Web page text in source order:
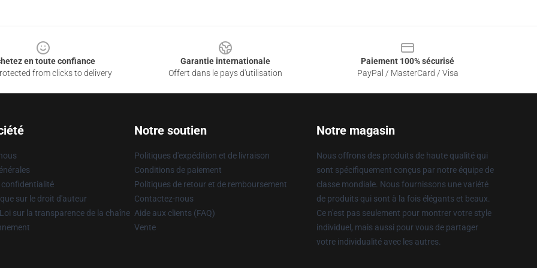
en toute confiance
from clicks to delivery
Garantie internationale
Offert dans le pays d'utilisation
Paiement 100% sécurisé
PayPal / MasterCard / Visa
confidentialité
sur le droit d'auteur
sur la transparence de la chaîne
Notre soutien
Politiques d'expédition et de livraison
Conditions de paiement
Politiques de retour et de remboursement
Contactez-nous
Aide aux clients (FAQ)
Vente
Notre magasin
Nous offrons des produits de haute qualité qui
sont spécifiquement conçus par notre équipe de
classe mondiale. Nous fournissons une variété
de produits qui sont à la fois élégants et beaux.
Ce n'est pas seulement pour montrer votre style
individuel, mais aussi pour vous de partager
votre individualité avec les autres.